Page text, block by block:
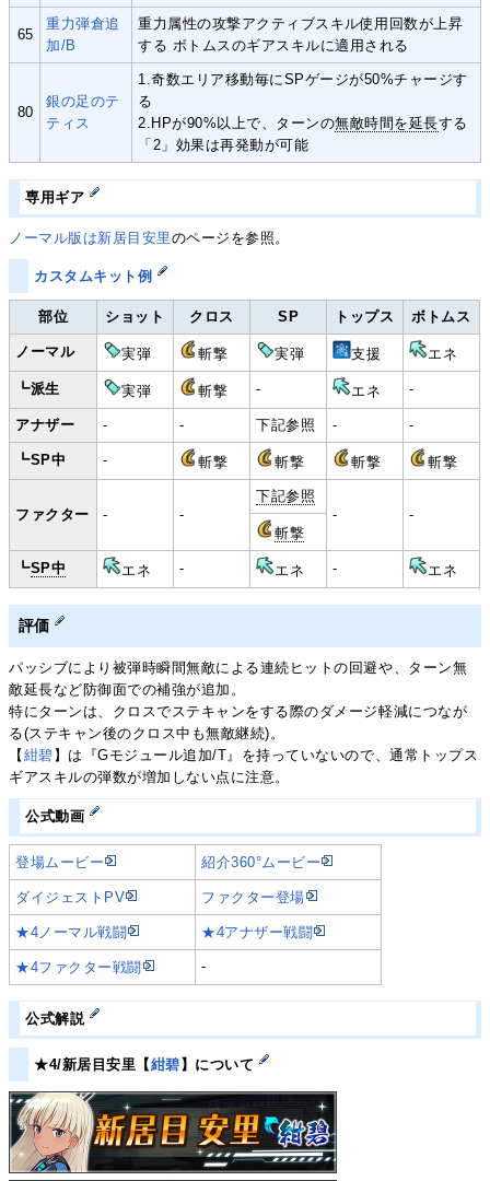
65
重力弾倉追
加/B
重力属性の攻撃アクティブスキル使用回数が上昇
する ボトムスのギアスキルに適用される
80
銀の足のテ
ティス
1.奇数エリア移動毎にSPゲージが50%チャージす
る
2.HPが90%以上で、ターンの無敵時間を延長する
「2」効果は再発動が可能
専用ギア
ノーマル版は新居目安里のページを参照。
カスタムキット例
部位 ショット クロス SP トップス ボトムス
ノーマル 実弾 斬撃 実弾 支援 エネ
┗派生 実弾 斬撃 - エネ -
アナザー - - 下記参照 - -
┗SP中 - 斬撃 斬撃 斬撃 斬撃
ファクター - -
下記参照
-
-
斬撃
┗SP中 エネ - エネ - エネ
評価
パッシブにより被弾時瞬間無敵による連続ヒットの回避や、ターン無
敵延長など防御面での補強が追加。
特にターンは、クロスでステキャンをする際のダメージ軽減につなが
る(ステキャン後のクロス中も無敵継続)。
【 紺碧 】は『Gモジュール追加/T』を持っていないので、通常トップス
ギアスキルの弾数が増加しない点に注意。
公式動画
登場ムービー 紹介360°ムービー
ダイジェストPV ファクター登場
★4ノーマル戦闘 ★4アナザー戦闘
★4ファクター戦闘 -
公式解説
★4/新居目安里【紺碧 】について